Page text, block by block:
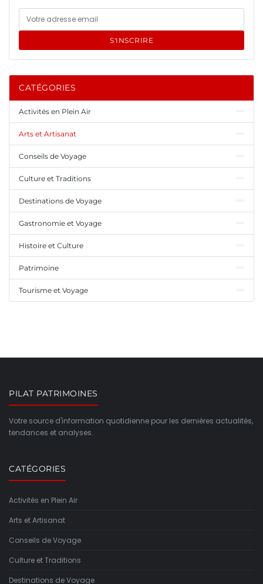
S'INSCRIRE
CATÉGORIES
Activités en Plein Air
Arts et Artisanat
Conseils de Voyage
Culture et Traditions
Destinations de Voyage
Gastronomie et Voyage
Histoire et Culture
Patrimoine
Tourisme et Voyage
PILAT PATRIMOINES
Votre source d'information quotidienne pour les dernières actualités,
tendances et analyses.
CATÉGORIES
Activités en Plein Air
Arts et Artisanat
Conseils de Voyage
Culture et Traditions
Destinations de Voyage